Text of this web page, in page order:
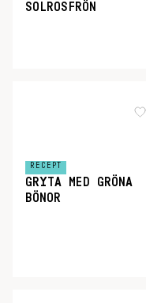
SOLROSFRÖN
RECEPT
GRYTA MED GRÖNA
BÖNOR